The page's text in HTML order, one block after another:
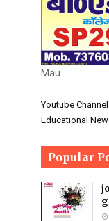
Mau
Youtube Channel
Educational
Popular